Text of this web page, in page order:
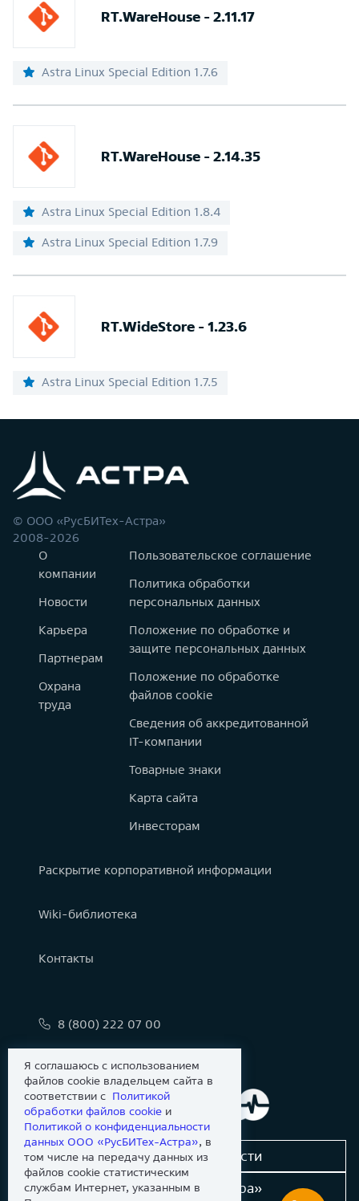
RT.WareHouse - 2.11.17
Astra Linux Special Edition 1.7.6
RT.WareHouse - 2.14.35
Astra Linux Special Edition 1.8.4
Astra Linux Special Edition 1.7.9
RT.WideStore - 1.23.6
Astra Linux Special Edition 1.7.5
© ООО «РусБИТех-Астра»
2008-2026
О
компании
Новости
Карьера
Партнерам
Охрана
труда
Пользовательское соглашение
Политика обработки
персональных данных
Положение по обработке и
защите персональных данных
Положение по обработке
файлов cookie
Сведения об аккредитованной
IT-компании
Товарные знаки
Карта сайта
Инвесторам
Раскрытие корпоративной информации
Wiki-библиотека
Контакты
8 (800) 222 07 00
Сообщить об уязвимости
Новости «Группы Астра»
Я соглашаюсь с использованием
файлов cookie владельцем сайта в
соответствии с Политикой
обработки файлов сookie и
Политикой о конфиденциальности
данных ООО «РусБИТех-Астра», в
том числе на передачу данных из
файлов cookie статистическим
службам Интернет, указанным в